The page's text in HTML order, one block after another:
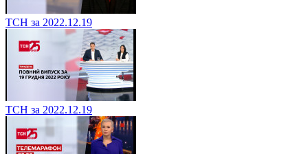
ТСН за 2022.12.19
ТСН за 2022.12.19